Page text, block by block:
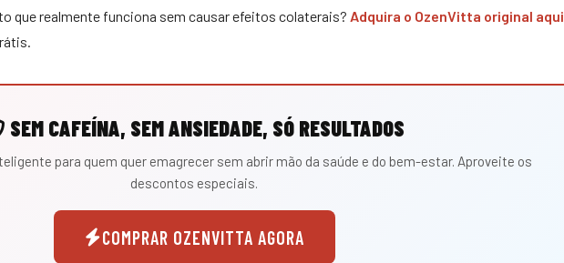
que realmente funciona sem causar efeitos colaterais? Adquira o OzenVitta original aqui
SEM CAFEÍNA, SEM ANSIEDADE, SÓ RESULTADOS
para quem quer emagrecer sem abrir mão da saúde e do bem-estar. Aproveite os
descontos especiais.
COMPRAR OZENVITTA AGORA